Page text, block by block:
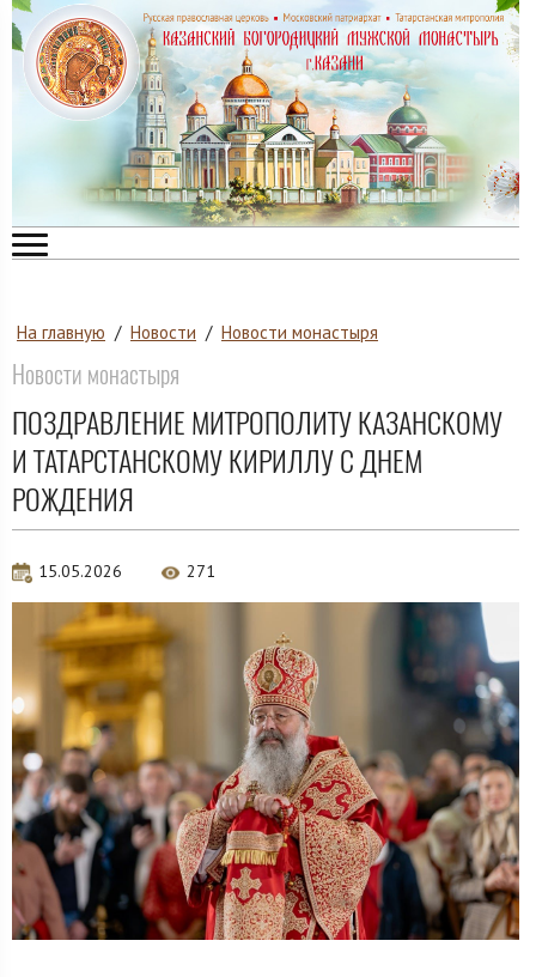
На главную / Новости / Новости монастыря
Новости монастыря
ПОЗДРАВЛЕНИЕ МИТРОПОЛИТУ КАЗАНСКОМУ
И ТАТАРСТАНСКОМУ КИРИЛЛУ С ДНЕМ
РОЖДЕНИЯ
15.05.2026 271